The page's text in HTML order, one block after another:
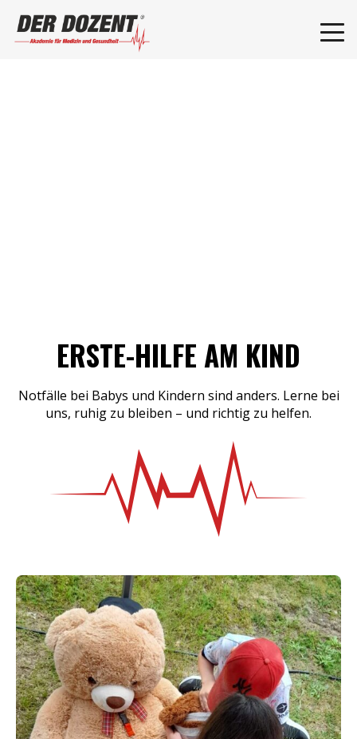
ERSTE-HILFE AM KIND
Notfälle bei Babys und Kindern sind anders. Lerne bei
uns, ruhig zu bleiben – und richtig zu helfen.